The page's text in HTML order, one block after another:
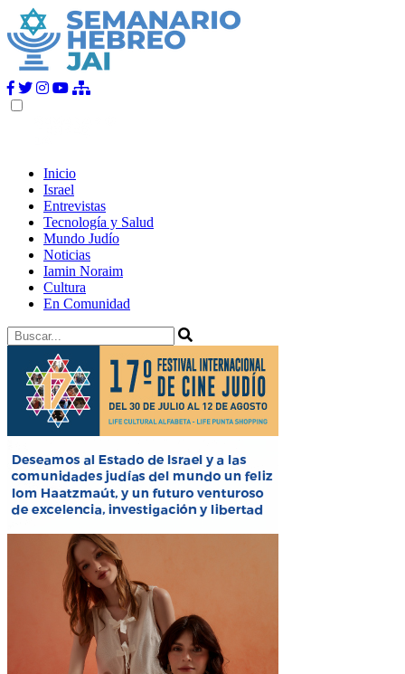
Inicio
Israel
Entrevistas
Tecnología y Salud
Mundo Judío
Noticias
Iamin Noraim
Cultura
En Comunidad